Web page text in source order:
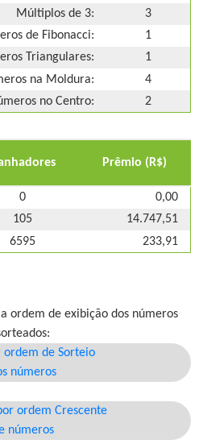
Múltiplos de 3:
3
de Fibonacci:
1
Triangulares:
1
na Moldura:
4
no Centro:
2
Prêmio (R$)
0
0,00
105
14.747,51
6595 233,91
ordem de exibição dos números
ordem de Sorteio
números
ordem Crescente
números